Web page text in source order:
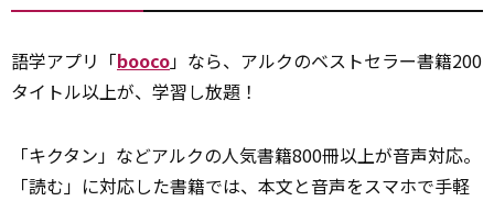
語学アプリ「booco」なら、アルクのベストセラー書籍200
タイトル以上が、学習し放題！
「キクタン」などアルクの人気書籍800冊以上が音声対応。
「読む」に対応した書籍では、本文と音声をスマホで手軽